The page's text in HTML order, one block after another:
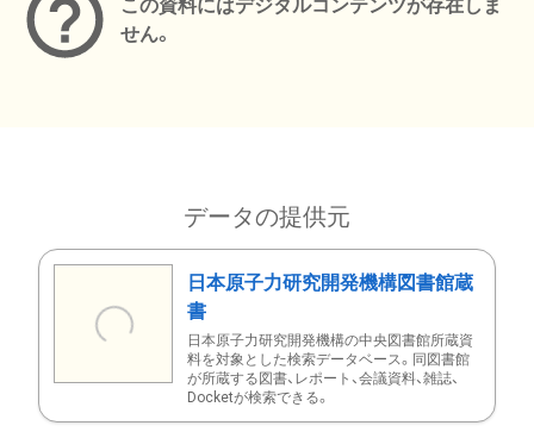
この資料にはデジタルコンテンツが存在しま
せん。
データの提供元
日本原子力研究開発機構図書館蔵
書
日本原子力研究開発機構の中央図書館所蔵資
料を対象とした検索データベース。同図書館
が所蔵する図書、レポート、会議資料、雑誌、
Docketが検索できる。